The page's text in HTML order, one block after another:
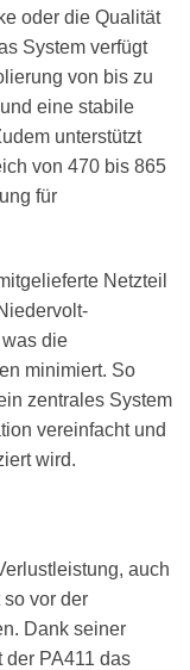
oder die Qualität
System verfügt
von bis zu
eine stabile
unterstützt
von 470 bis 865
für
Netzteil
die
minimiert. So
zentrales System
vereinfacht und
wird.
auch
vor der
Dank seiner
der PA411 das